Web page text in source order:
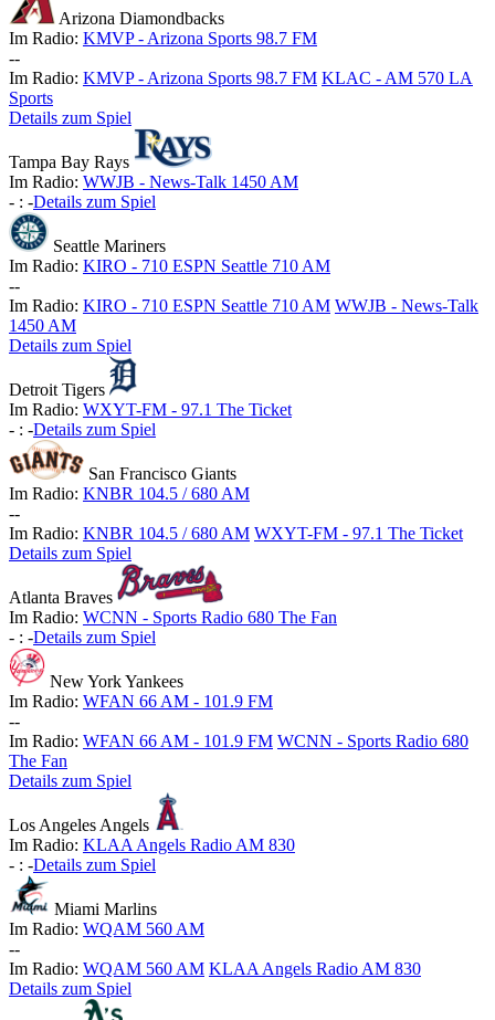
Arizona Diamondbacks
Im Radio: KMVP - Arizona Sports 98.7 FM
--
Im Radio: KMVP - Arizona Sports 98.7 FM KLAC - AM 570 LA
Sports
Details zum Spiel
Tampa Bay Rays
Im Radio: WWJB - News-Talk 1450 AM
- : -Details zum Spiel
Seattle Mariners
Im Radio: KIRO - 710 ESPN Seattle 710 AM
--
Im Radio: KIRO - 710 ESPN Seattle 710 AM WWJB - News-Talk
1450 AM
Details zum Spiel
Detroit Tigers
Im Radio: WXYT-FM - 97.1 The Ticket
- : -Details zum Spiel
San Francisco Giants
Im Radio: KNBR 104.5 / 680 AM
--
Im Radio: KNBR 104.5 / 680 AM WXYT-FM - 97.1 The Ticket
Details zum Spiel
Atlanta Braves
Im Radio: WCNN - Sports Radio 680 The Fan
- : -Details zum Spiel
New York Yankees
Im Radio: WFAN 66 AM - 101.9 FM
--
Im Radio: WFAN 66 AM - 101.9 FM WCNN - Sports Radio 680
The Fan
Details zum Spiel
Los Angeles Angels
Im Radio: KLAA Angels Radio AM 830
- : -Details zum Spiel
Miami Marlins
Im Radio: WQAM 560 AM
--
Im Radio: WQAM 560 AM KLAA Angels Radio AM 830
Details zum Spiel